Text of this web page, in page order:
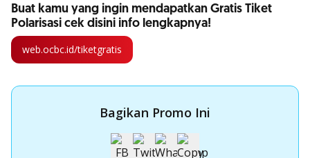
Buat kamu yang ingin mendapatkan Gratis Tiket
Polarisasi cek disini info lengkapnya!
web.ocbc.id/tiketgratis
Bagikan Promo Ini